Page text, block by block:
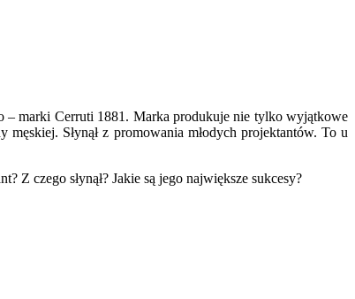
– marki Cerruti 1881. Marka produkuje nie tylko wyjątkowe
Słynął z promowania młodych projektantów. To u
Z czego słynął? Jakie są jego największe sukcesy?